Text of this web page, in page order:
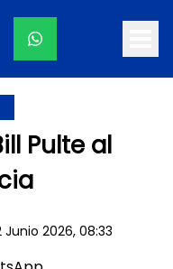
Pulte al
Junio 2026, 08:33